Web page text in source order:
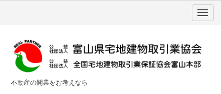
不動産の開業をお考えなら